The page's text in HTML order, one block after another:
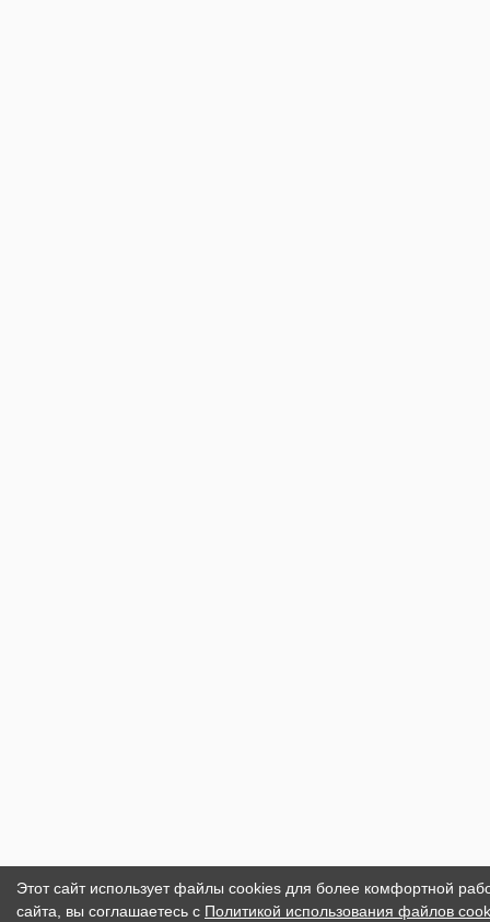
Этот сайт использует файлы cookies для более комфортной
сайта, вы соглашаетесь с Политикой использования файлов